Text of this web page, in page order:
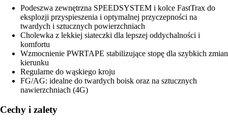
Podeszwa zewnętrzna SPEEDSYSTEM i kolce FastTrax do
eksplozji przyspieszenia i optymalnej przyczepności na
twardych i sztucznych powierzchniach
Cholewka z lekkiej siateczki dla lepszej oddychalności i
komfortu
Wzmocnienie PWRTAPE stabilizujące stopę dla szybkich zmian
kierunku
Regularne do wąskiego kroju
FG/AG: idealne do twardych boisk oraz na sztucznych
nawierzchniach (4G)
Cechy i zalety